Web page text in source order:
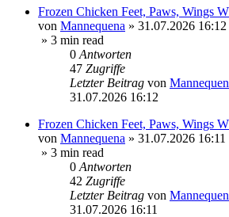
Frozen Chicken Feet, Paws, Wings
von Mannequena » 31.07.2026 16:12
» 3 min read
0 Antworten
47 Zugriffe
Letzter Beitrag von
31.07.2026 16:12
Frozen Chicken Feet, Paws, Wings
von Mannequena » 31.07.2026 16:11
» 3 min read
0 Antworten
42 Zugriffe
Letzter Beitrag von
31.07.2026 16:11